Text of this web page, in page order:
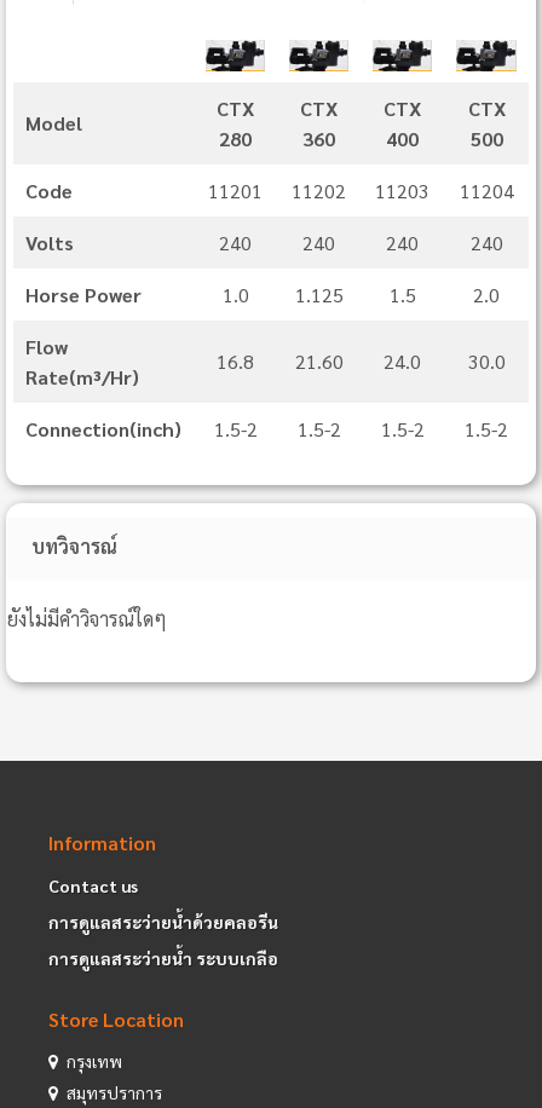
Model
CTX
280
CTX
360
CTX
400
CTX
500
Code 11201 11202 11203 11204
Volts 240 240 240 240
Horse Power 1.0 1.125 1.5 2.0
Flow
Rate(m³/Hr)
16.8 21.60 24.0 30.0
Connection(inch) 1.5-2 1.5-2 1.5-2 1.5-2
บทวิจารณ์
ยังไม่มีคำวิจารณ์ใดๆ
Information
Contact us
การดูแลสระว่ายน้ำด้วยคลอรีน
การดูแลสระว่ายน้ำ ระบบเกลือ
Store Location
กรุงเทพ
สมุทรปราการ